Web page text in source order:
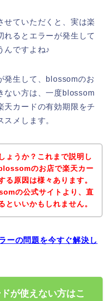
せていただくと、実は楽
れるとエラーが発生して
んですよね♪
発生して、blossomのお
ない方は、一度blossom
天カードの有効期限をチ
メします。
ょうか？これまで説明し
のお店で楽天カー
る原因は様々あります。
の公式サイトより、直
といいかもしれません。
ーの問題を今すぐ解決し
が使えない方はこ